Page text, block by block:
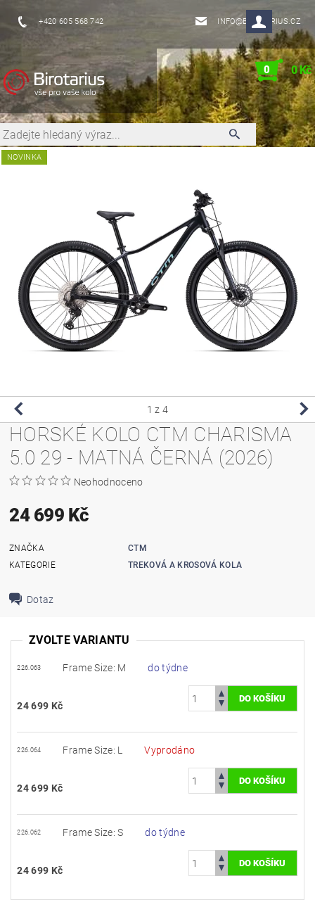
+420 605 568 742 INFO@BIROTARIUS.CZ
0 0 Kč
NOVINKA
1 z 4
HORSKÉ KOLO CTM CHARISMA
5.0 29 - MATNÁ ČERNÁ (2026)
Neohodnoceno
24 699 Kč
ZNAČKA
CTM
KATEGORIE
TREKOVÁ A KROSOVÁ KOLA
Dotaz
ZVOLTE VARIANTU
226.063 Frame Size: M do týdne
24 699 Kč
226.064 Frame Size: L Vyprodáno
24 699 Kč
226.062 Frame Size: S do týdne
24 699 Kč